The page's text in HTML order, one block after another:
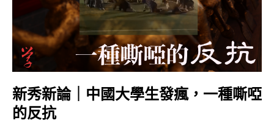
新秀新論｜中國大學生發瘋，一種嘶啞
的反抗